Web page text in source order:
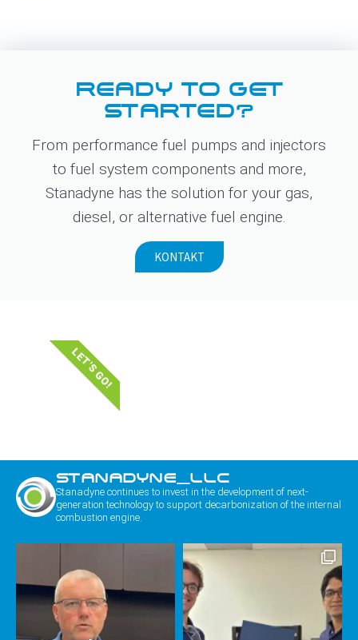
READY TO GET
STARTED?
From performance fuel pumps and injectors
to fuel system components and more,
Stanadyne has the solution for your gas,
diesel, or alternative fuel engine.
KONTAKT
LET'S GO!
STANADYNE_LLC
Stanadyne continues to invest in the development of next-
generation technology to support decarbonization of the internal
combustion engine.